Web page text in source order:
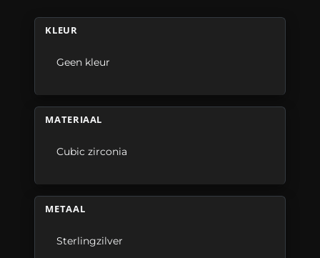
KLEUR
Geen kleur
MATERIAAL
Cubic zirconia
METAAL
Sterlingzilver